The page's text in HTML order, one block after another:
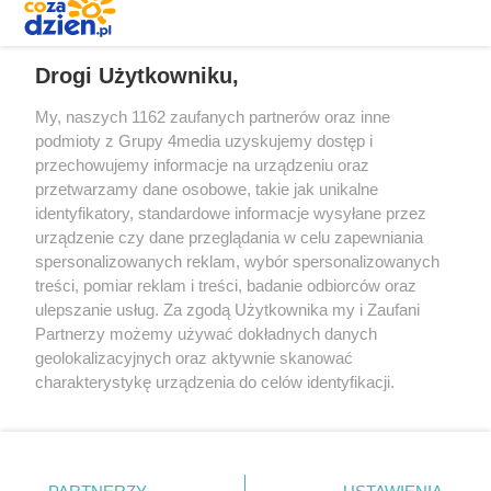
Redakcja Reklama Prywatność
Praca Łódź
the:protocol
Drogi Użytkowniku,
My, naszych 1162 zaufanych partnerów oraz inne
podmioty z Grupy 4media uzyskujemy dostęp i
przechowujemy informacje na urządzeniu oraz
przetwarzamy dane osobowe, takie jak unikalne
identyfikatory, standardowe informacje wysyłane przez
urządzenie czy dane przeglądania w celu zapewniania
spersonalizowanych reklam, wybór spersonalizowanych
treści, pomiar reklam i treści, badanie odbiorców oraz
ulepszanie usług. Za zgodą Użytkownika my i Zaufani
Partnerzy możemy używać dokładnych danych
geolokalizacyjnych oraz aktywnie skanować
charakterystykę urządzenia do celów identyfikacji.
zmienić/wycofać klikając przycisk ustawień prywatności